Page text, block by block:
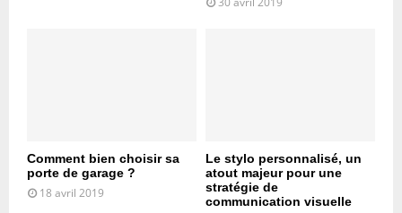
Comment bien choisir sa
porte de garage ?
18 avril 2019
Le stylo personnalisé, un
atout majeur pour une
stratégie de
communication visuelle